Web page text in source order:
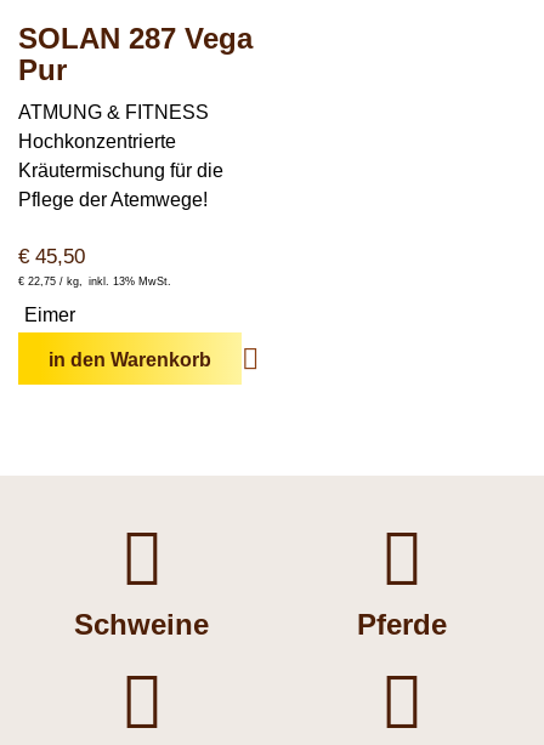
SOLAN 287 Vega
Pur
ATMUNG & FITNESS
Hochkonzentrierte
Kräutermischung für die
Pflege der Atemwege!
€ 45,50
€ 22,75 / kg inkl. 13% MwSt.
Eimer
in den Warenkorb

Schweine

Pferde
 